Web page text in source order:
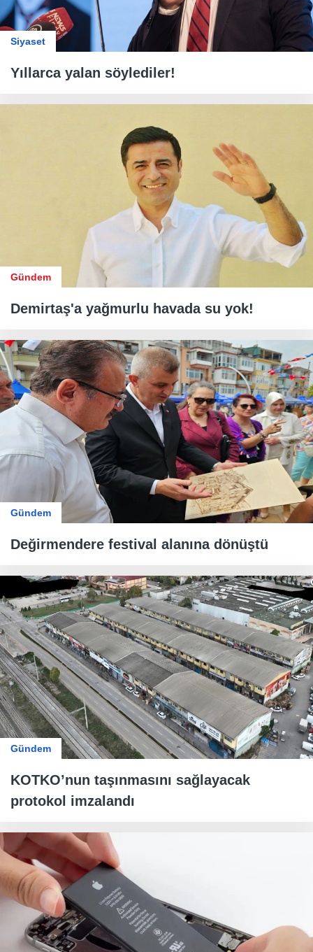
Siyaset
Yıllarca yalan söylediler!
Gündem
Demirtaş'a yağmurlu havada su yok!
Gündem
Değirmendere festival alanına dönüştü
Gündem
KOTKO’nun taşınmasını sağlayacak
protokol imzalandı